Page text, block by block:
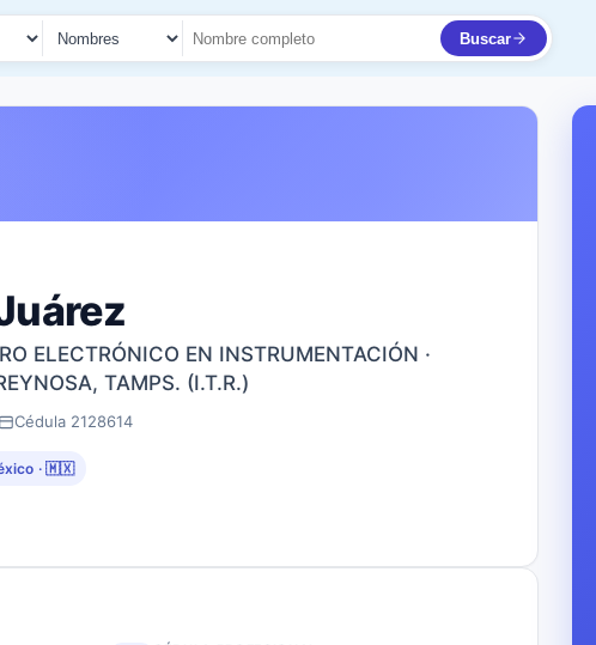
Buscar
ELECTRÓNICO EN INSTRUMENTACIÓN ·
TAMPS. (I.T.R.)
Cédula 2128614
· 🇲🇽